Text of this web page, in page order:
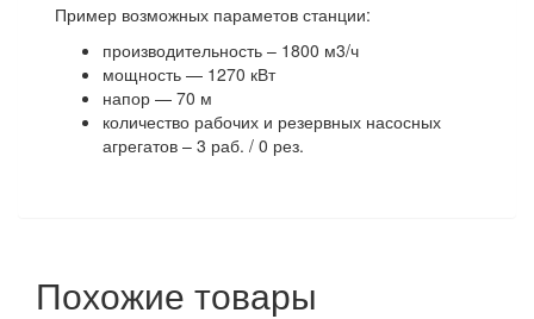
Пример возможных параметов станции:
производительность – 1800 м3/ч
мощность — 1270 кВт
напор — 70 м
количество рабочих и резервных насосных
агрегатов – 3 раб. / 0 рез.
Похожие товары